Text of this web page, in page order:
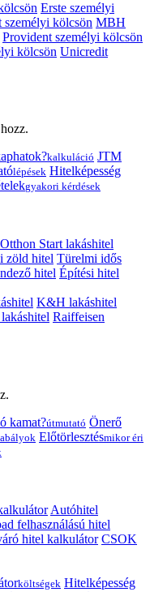
Erste személyi
személyi kölcsön MBH
Provident személyi kölcsön
kölcsön Unicredit
kalkuláció JTM
lépések Hitelképesség
gyakori kérdések
Otthon Start lakáshitel
zöld hitel Türelmi idős
hitel Építési hitel
K&H lakáshitel
Raiffeisen
kamat?útmutató Önerő
Előtörlesztésmikor éri
Autóhitel
felhasználású hitel
hitel kalkulátor CSOK
költségek Hitelképesség